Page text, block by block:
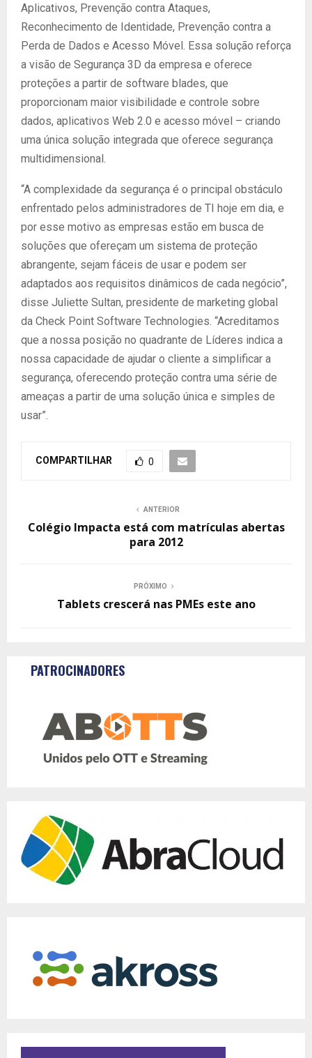
Aplicativos, Prevenção contra Ataques,
Reconhecimento de Identidade, Prevenção contra a
Perda de Dados e Acesso Móvel. Essa solução reforça
a visão de Segurança 3D da empresa e oferece
proteções a partir de software blades, que
proporcionam maior visibilidade e controle sobre
dados, aplicativos Web 2.0 e acesso móvel – criando
uma única solução integrada que oferece segurança
multidimensional.
“A complexidade da segurança é o principal obstáculo
enfrentado pelos administradores de TI hoje em dia, e
por esse motivo as empresas estão em busca de
soluções que ofereçam um sistema de proteção
abrangente, sejam fáceis de usar e podem ser
adaptados aos requisitos dinâmicos de cada negócio”,
disse Juliette Sultan, presidente de marketing global
da Check Point Software Technologies. “Acreditamos
que a nossa posição no quadrante de Líderes indica a
nossa capacidade de ajudar o cliente a simplificar a
segurança, oferecendo proteção contra uma série de
ameaças a partir de uma solução única e simples de
usar”.
COMPARTILHAR 0
ANTERIOR
Colégio Impacta está com matrículas abertas
para 2012
PRÓXIMO
Tablets crescerá nas PMEs este ano
PATROCINADORES